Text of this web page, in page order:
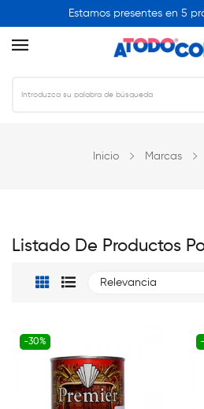
Estamos presentes en 5
Inicio Marcas
Listado De Productos
Relevancia
-30%